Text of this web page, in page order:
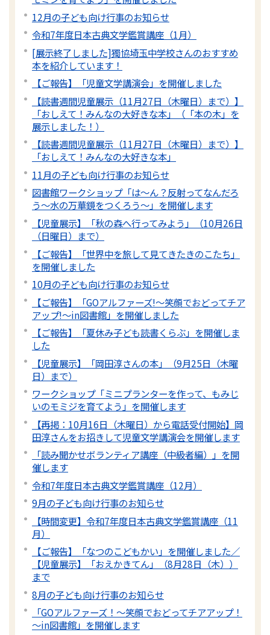
12月の子ども向け行事のお知らせ
令和7年度日本古典文学鑑賞講座（1月）
[展示終了しました]獨協埼玉中学校さんのおすすめ
本を紹介しています！
【ご報告】「児童文学講演会」を開催しました
【読書週間児童展示（11月27日（木曜日）まで）】
「おしえて！みんなの大好きな本」（「本の木」を
展示しました！）
【読書週間児童展示（11月27日（木曜日）まで）】
「おしえて！みんなの大好きな本」
11月の子ども向け行事のお知らせ
図書館ワークショップ「は～ん？反射ってなんだろ
う～水の万華鏡をつくろう～」を開催します
【児童展示】「秋の森へ行ってみよう」（10月26日
（日曜日）まで）
【ご報告】「世界中を旅して見てきたきのこたち」
を開催しました
10月の子ども向け行事のお知らせ
【ご報告】「GOアルファーズ!～笑顔でおどってチア
アップ!～in図書館」を開催しました
【ご報告】「夏休み子ども読書くらぶ」を開催しま
した
【児童展示】「岡田淳さんの本」（9月25日（木曜
日）まで）
ワークショップ「ミニプランターを作って、もみじ
いのモミジを育てよう」を開催します
【再掲：10月16日（木曜日）から電話受付開始】岡
田淳さんをお招きして児童文学講演会を開催します
「読み聞かせボランティア講座（中級者編）」を開
催します
令和7年度日本古典文学鑑賞講座（12月）
9月の子ども向け行事のお知らせ
【時間変更】令和7年度日本古典文学鑑賞講座（11
月）
【ご報告】「なつのこどもかい」を開催しました／
【児童展示】「おえかきてん」（8月28日（木））
まで
8月の子ども向け行事のお知らせ
「GOアルファーズ！～笑顔でおどってチアアップ！
～in図書館」を開催します